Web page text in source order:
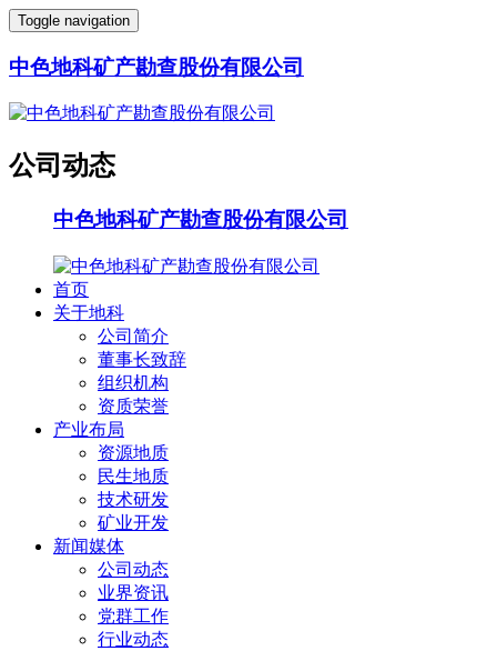
Toggle navigation
中色地科矿产勘查股份有限公司
公司动态
中色地科矿产勘查股份有限公司
首页
关于地科
公司简介
董事长致辞
组织机构
资质荣誉
产业布局
资源地质
民生地质
技术研发
矿业开发
新闻媒体
公司动态
业界资讯
党群工作
行业动态